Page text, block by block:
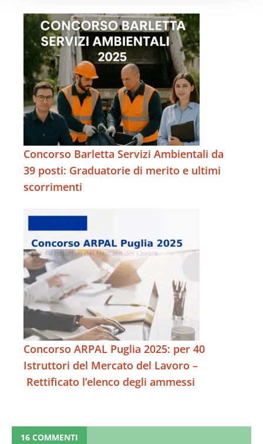
Concorso Barletta Servizi Ambientali da
39 posti: Graduatorie di merito e ultimi
scorrimenti
Concorso ARPAL Puglia 2025: per 40
Istruttori del Mercato del Lavoro –
Rettificato l’elenco degli ammessi
16 COMMENTI